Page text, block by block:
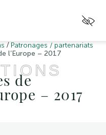
/ Patronages / partenariats
l’Europe – 2017
de
– 2017